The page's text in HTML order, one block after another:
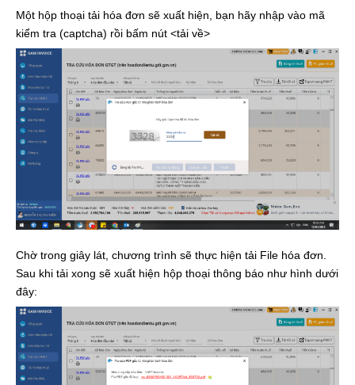
Một hộp thoại tải hóa đơn sẽ xuất hiện, bạn hãy nhập vào mã
kiểm tra (captcha) rồi bấm nút <tải về>
Chờ trong giây lát, chương trình sẽ thực hiện tải File hóa đơn.
Sau khi tải xong sẽ xuất hiện hộp thoại thông báo như hình dưới
đây: